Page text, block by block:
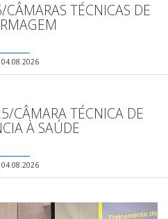
TÉCNICAS DE
04.08.2026
CÂMARA TÉCNICA DE
À SAÚDE
04.08.2026